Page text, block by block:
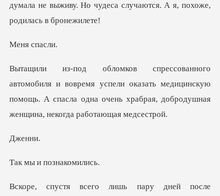
История чтения
Скачать приложение
думала не выживу. Но чудеса сл
спа
я успели оказать медицинскую
помощь. А спасла одна очень хр
ен
и позна